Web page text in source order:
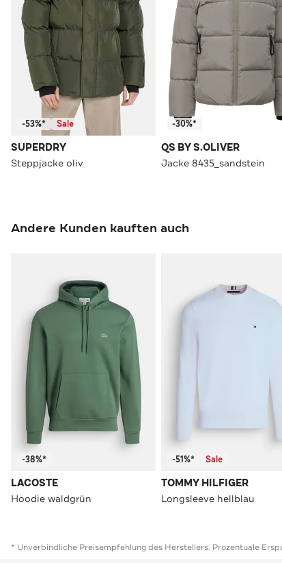
-53%* Sale
SUPERDRY
Steppjacke oliv
-30%*
QS BY S.OLIVER
Jacke 8435_sandstein
Andere Kunden kauften auch
-38%*
LACOSTE
Hoodie waldgrün
-51%* Sale
TOMMY HILFIGER
Longsleeve hellblau
* Unverbindliche Preisempfehlung des Herstellers. Prozentuale